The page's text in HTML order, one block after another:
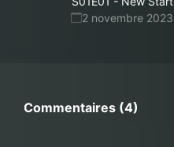
2 novembre 2023
Commentaires (4)